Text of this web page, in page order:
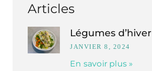
Articles
Légumes d’hiver
JANVIER 8, 2024
En savoir plus »